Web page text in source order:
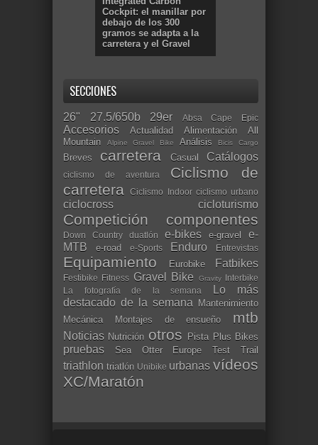
Cockpit: el manillar por
debajo de los 300
gramos se adapta a la
carretera y el Gravel
SECCIONES
26" 27.5/650b 29er Absa Cape Epic
Accesorios Actualidad Alimentación
All
Mountain
Alpine Gravel Bike Análisis Bicis Cargo
Breves carretera Casual Catálogos
ciclismo de aventura
Ciclismo de
carretera
Ciclismo Indoor ciclismo urbano
ciclocross cicloturismo
Competición componentes
Down Country duatlón e-bikes e-gravel
e-
MTB
e-road e-Sports Enduro Entrevistas
Equipamiento Eurobike Fatbikes
Festibike Fitness Gravel Bike Gravity Interbike
La fotografía de la semana
Lo más
destacado de la semana
Mantenimiento
Mecánica
Montajes de ensueño mtb
Noticias Nutrición otros Pista Plus Bikes
pruebas Sea Otter Europe Test Trail
triathlon triatlón Unibike urbanas vídeos
XC/Maratón